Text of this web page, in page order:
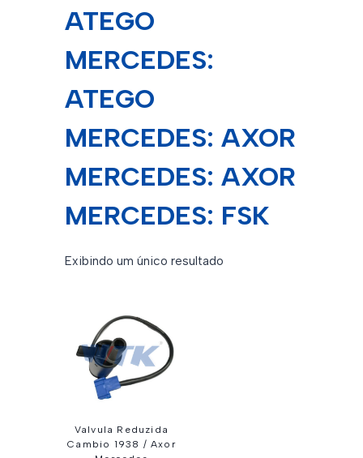
ATEGO
MERCEDES:
ATEGO
MERCEDES: AXOR
MERCEDES: AXOR
MERCEDES: FSK
Exibindo um único resultado
Valvula Reduzida
Cambio 1938 / Axor